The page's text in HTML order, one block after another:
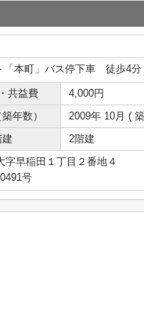
「本町」バス停下車 徒歩4分
共益費
4,000円
年数）
2009年 10月 (
建 2階建
字早稲田１丁目２番地４
号